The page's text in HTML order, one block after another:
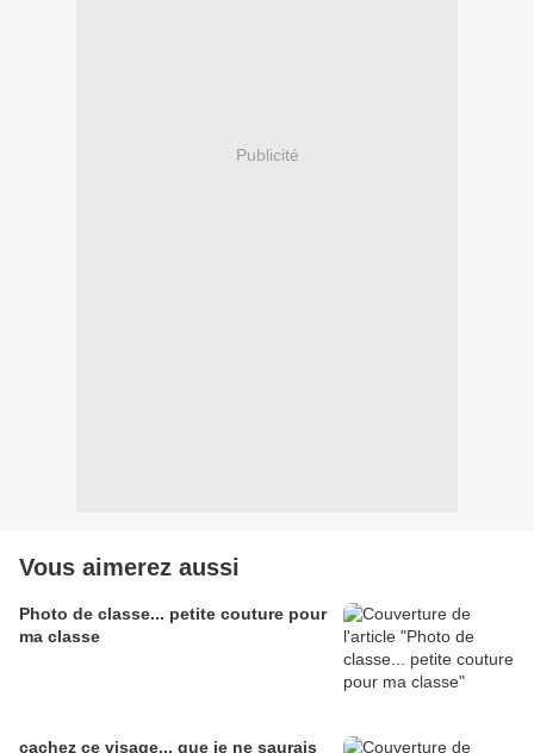
Publicité
Vous aimerez aussi
Photo de classe... petite couture pour
ma classe
cachez ce visage... que je ne saurais